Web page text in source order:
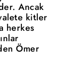
Ancak
kitler
herkes
Ömer